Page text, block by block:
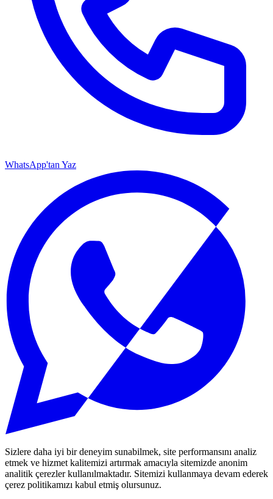
WhatsApp'tan Yaz
Sizlere daha iyi bir deneyim sunabilmek, site performansını analiz
etmek ve hizmet kalitemizi artırmak amacıyla sitemizde anonim
analitik çerezler kullanılmaktadır. Sitemizi kullanmaya devam ederek
çerez politikamızı kabul etmiş olursunuz.